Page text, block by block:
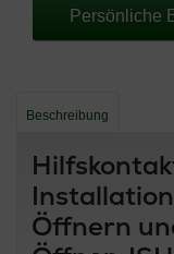
Persönliche
Beschreibung
Öffnern